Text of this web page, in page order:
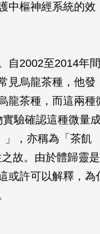
中樞神經系統的效
自2002至2014年間
見烏龍茶種，他發
龍茶種，而這兩種
驗確認這種微量
」，亦稱為「茶飢
故。由於體歸靈是
或許可以解釋，為